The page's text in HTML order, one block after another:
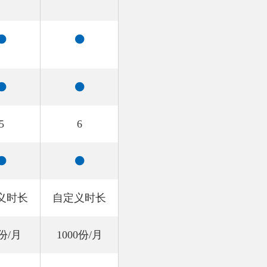
6
时长 自定义时长
/月 1000份/月